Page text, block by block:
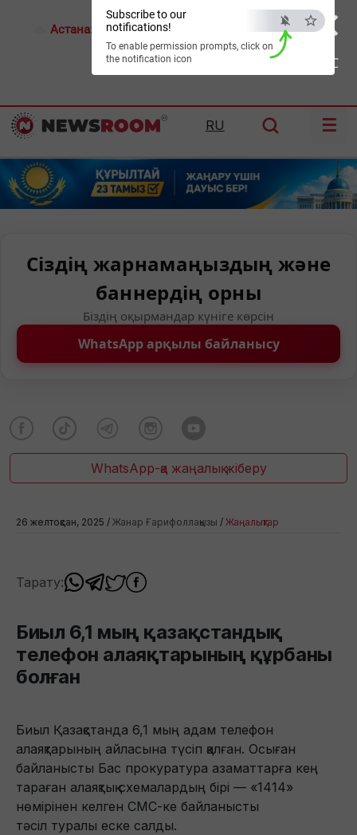
×
ESC
Subscribe to our
notifications!
To enable permission prompts, click on
the notification icon
Астана: 19°C Алматы: Шымкент:29°C
RU ☰
Сіздің жарнамаңыздың және
баннердің орны
Біздің оқырмандар күніге көрсін
WhatsApp арқылы байланысу
WhatsApp-қа жаңалық жіберу
26 желтоқсан, 2025 / Жанар Ғарифоллақызы / Жаңалықтар
Тарату:
Биыл 6,1 мың қазақстандық
телефон алаяқтарының құрбаны
болған
Биыл Қазақстанда 6,1 мың адам телефон
алаяқтарының айласына түсіп қалған. Осыған
байланысты Бас прокуратура азаматтарға кең
тараған алаяқтық схемалардың бірі — «1414»
нөмірінен келген СМС-ке байланысты
тәсіл туралы еске салды.